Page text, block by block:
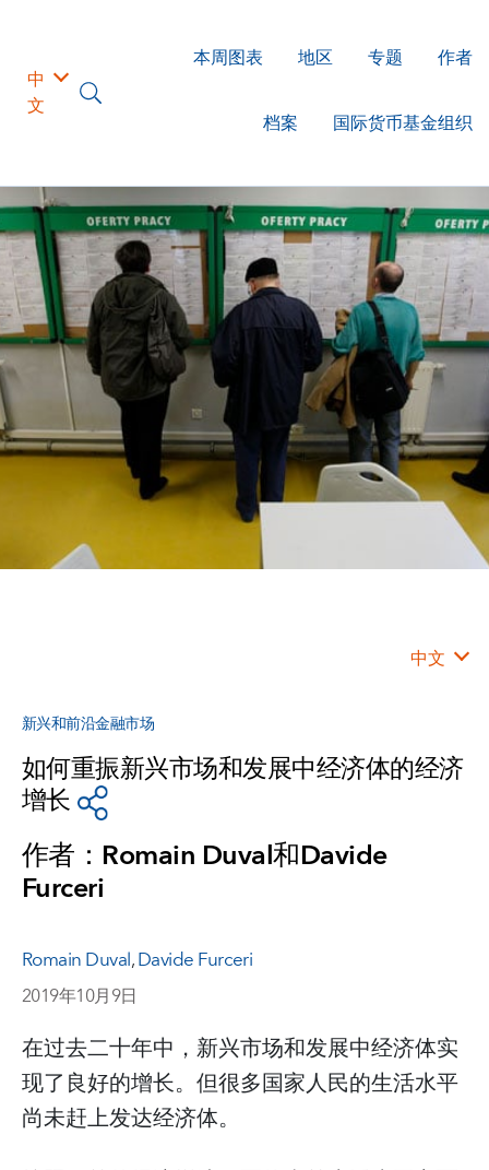
中
文
本周图表 地区 专题 作者
档案 国际货币基金组织
中文
新兴和前沿金融市场
如何重振新兴市场和发展中经济体的经济
增长
作者：Romain Duval和Davide
Furceri
Romain Duval,Davide Furceri
2019年10月9日
在过去二十年中，新兴市场和发展中经济体实
现了良好的增长。但很多国家人民的生活水平
尚未赶上发达经济体。